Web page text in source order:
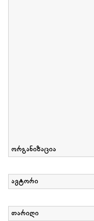
ორგანიზაცია
ავტორი
თარიღი